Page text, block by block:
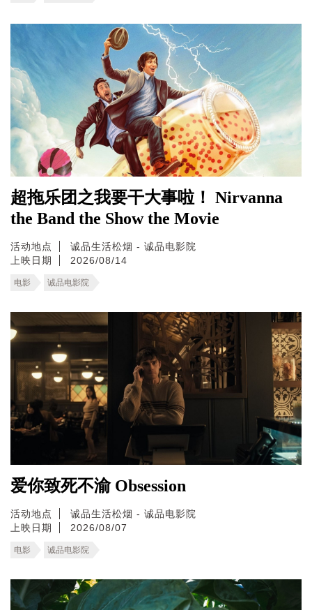
超拖乐团之我要干大事啦！ Nirvanna
the Band the Show the Movie
活动地点
诚品生活松烟 - 诚品电影院
上映日期
2026/08/14
电影 诚品电影院
爱你致死不渝 Obsession
活动地点
诚品生活松烟 - 诚品电影院
上映日期
2026/08/07
电影 诚品电影院